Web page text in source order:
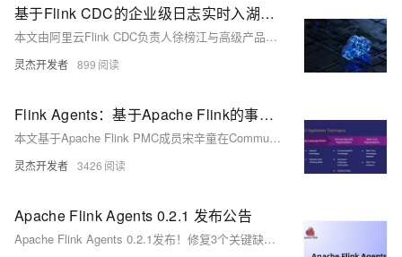
基于Flink CDC的企业级日志实时入湖入流解决方案
本文由阿里云Flink CDC负责人徐榜江与高级产品经理李昊哲联合撰写，详解企业级日志实时入湖入流方案：基于YAML的零代码开发、Schema自动推导、脏数据处理、多表路由及湖流一体（Fluss+Paimon）架构，显著提升时效性与易用性。
灵杰开发者 899
Flink Agents：基于Apache Flink的事件驱动AI智能体框架
本文基于Apache Flink PMC成员宋辛童在Community Over Code Asia 2025的演讲，深入解析Flink Agents项目的技术背景、架构设计与应用场景。该项目聚焦事件驱动型AI智能体，结合Flink的实时处理能力，推动AI在工业场景中的工程化落地，涵盖智能运维、直播分析等典型应用，展现其在AI发展第四层次——智能体AI中的重要意义。
灵杰开发者 3426
Apache Flink Agents 0.2.1 发布公告
Apache Flink Agents 0.2.1发布！修复3个关键缺陷（含MCP连接与Jackson反序列化问题），优化事件日志JSON输出、减小wheel包体积，并增强CI可观测性。推荐所有用户升级。支持OpenAI、Anthropic等多模型集成，附Demo演示智能运维能力。（239字）